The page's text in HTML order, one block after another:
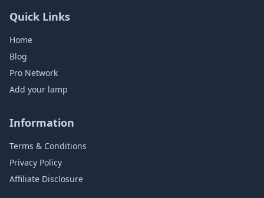
Quick Links
Home
Blog
Pro Network
Add your lamp
Information
Terms & Conditions
Privacy Policy
Affiliate Disclosure